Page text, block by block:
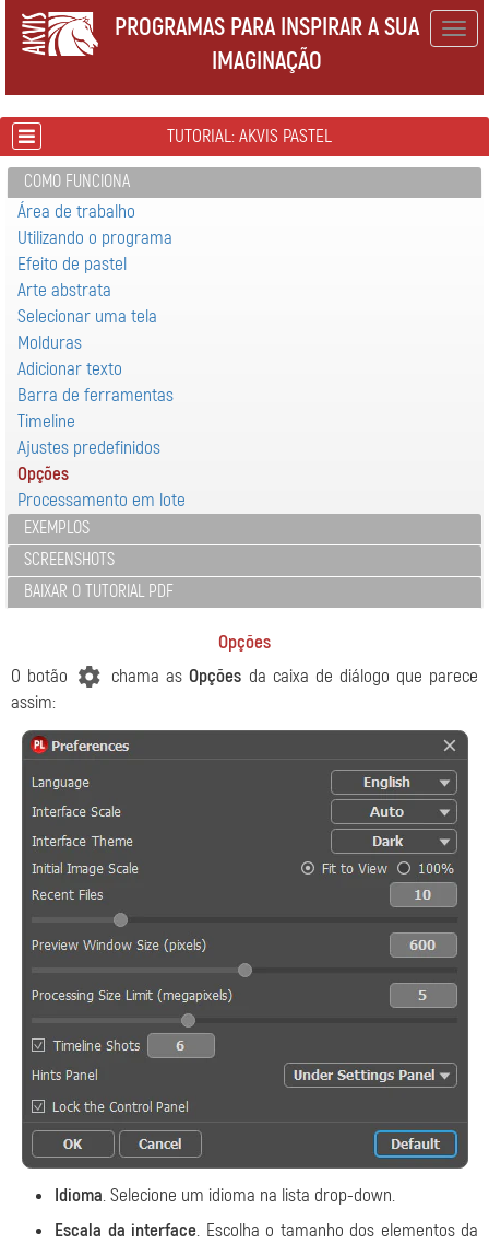
PROGRAMAS PARA INSPIRAR A SUA
IMAGINAÇÃO
TUTORIAL: AKVIS PASTEL
COMO FUNCIONA
Área de trabalho
Utilizando o programa
Efeito de pastel
Arte abstrata
Selecionar uma tela
Molduras
Adicionar texto
Barra de ferramentas
Timeline
Ajustes predefinidos
Opções
Processamento em lote
EXEMPLOS
SCREENSHOTS
BAIXAR O TUTORIAL PDF
Opções
O botão
chama asOpções da caixa de diálogo que parece
assim:
Idioma. Selecione um idioma na lista drop-down.
Escala da interface. Escolha o tamanho dos elementos da